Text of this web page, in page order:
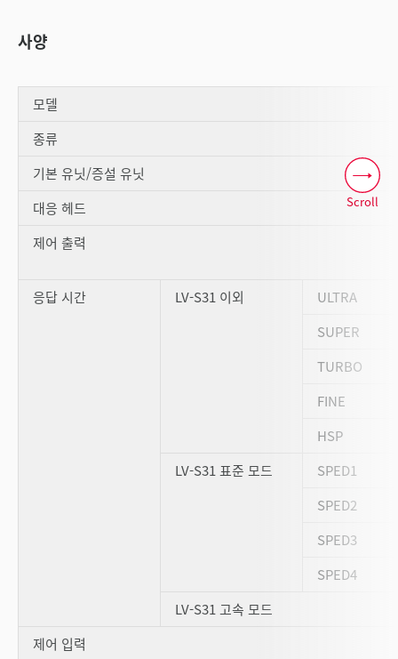
사양
모델
종류
기본 유닛/증설 유닛
대응 헤드
제어 출력
응답 시간 LV-S31 이외
ULTRA
SUPER
TURBO
FINE
HSP
LV-S31 표준 모드
SPED1
SPED2
SPED3
SPED4
LV-S31 고속 모드
제어 입력
Scroll